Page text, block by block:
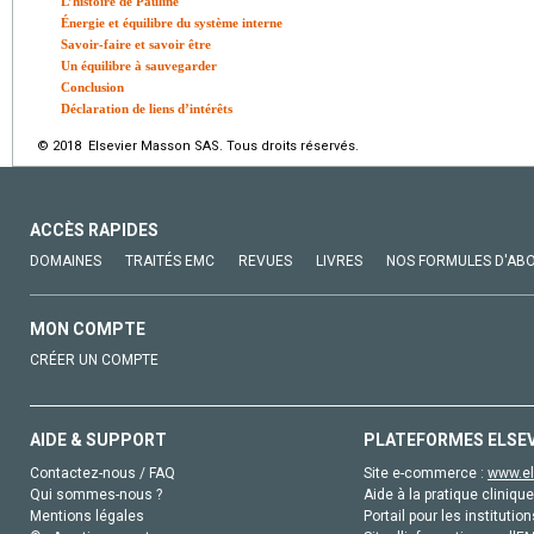
Énergie et équilibre du système interne
Savoir-faire et savoir être
Un équilibre à sauvegarder
Conclusion
Déclaration de liens d’intérêts
© 2018 Elsevier Masson SAS. Tous droits réservés.
ACCÈS RAPIDES
DOMAINES TRAITÉS EMC REVUES LIVRES NOS FORMULES
MON COMPTE
CRÉER UN COMPTE
AIDE & SUPPORT
Contactez-nous / FAQ
Qui sommes-nous ?
Mentions légales
PLATEFORMES
Site e-commerce :
Aide à la pratique
Portail pour les